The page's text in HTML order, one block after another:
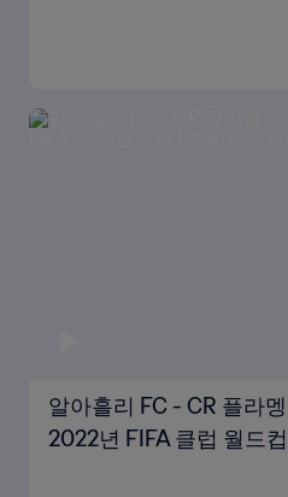
알아흘리 FC - CR 플라멩구 | 3위 결